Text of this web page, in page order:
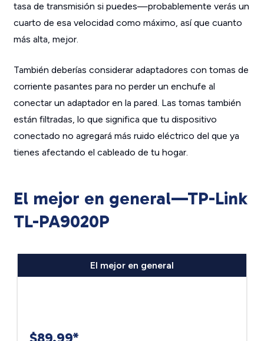
tasa de transmisión si puedes—probablemente verás un
cuarto de esa velocidad como máximo, así que cuanto
más alta, mejor.
También deberías considerar adaptadores con tomas de
corriente pasantes para no perder un enchufe al
conectar un adaptador en la pared. Las tomas también
están filtradas, lo que significa que tu dispositivo
conectado no agregará más ruido eléctrico del que ya
tienes afectando el cableado de tu hogar.
El mejor en general—TP-Link
TL-PA9020P
El mejor en general